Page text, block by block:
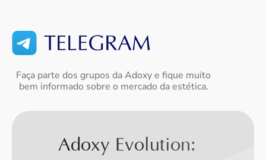
Faça parte dos grupos da Adoxy e fique muito
bem informado sobre o mercado da estética.
Adoxy Evolution: